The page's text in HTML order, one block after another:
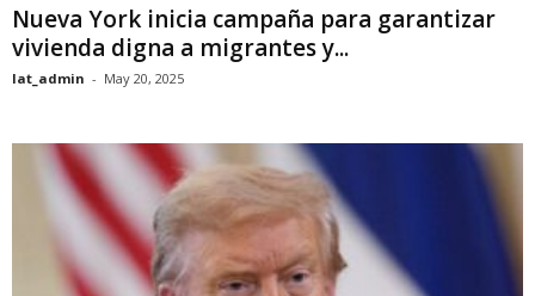
Nueva York inicia campaña para garantizar
vivienda digna a migrantes y...
lat_admin - May 20, 2025